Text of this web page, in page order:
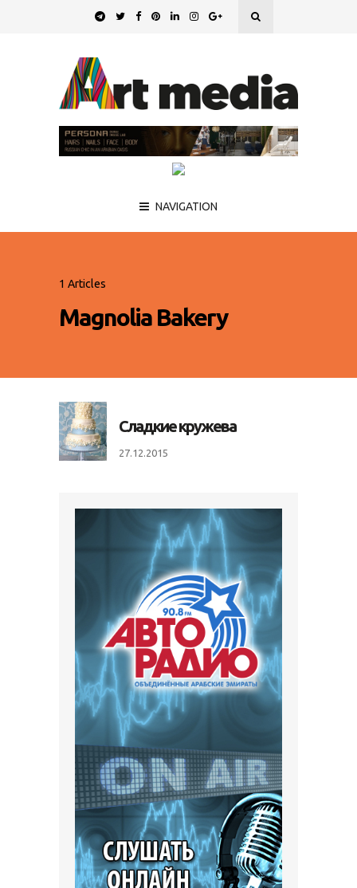
NAVIGATION
1 Articles
Magnolia Bakery
Сладкие кружева
27.12.2015